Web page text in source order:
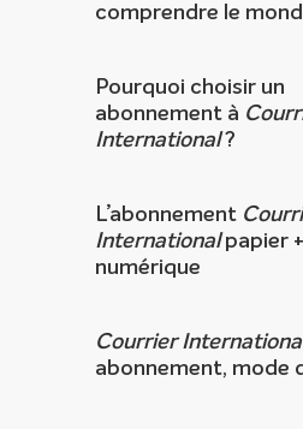
comprendre le
Pourquoi choisir un
abonnement à
International?
L’abonnement
Internationalpapier +
numérique
Courrier
abonnement, mode